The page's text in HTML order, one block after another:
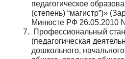
педагогическое
(степень) “магистр”)»
Минюсте РФ 26.05.2010
Профессиональный
(педагогичес­кая
дошкольного,